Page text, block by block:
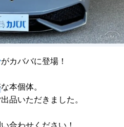
がカババに登場！
な本個体。
品いただきました。